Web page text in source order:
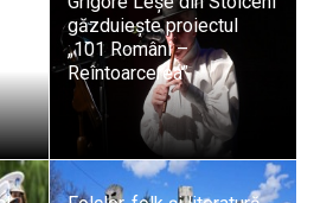
găzduiește proiectul
„101 Români –
Reîntoarcerea”